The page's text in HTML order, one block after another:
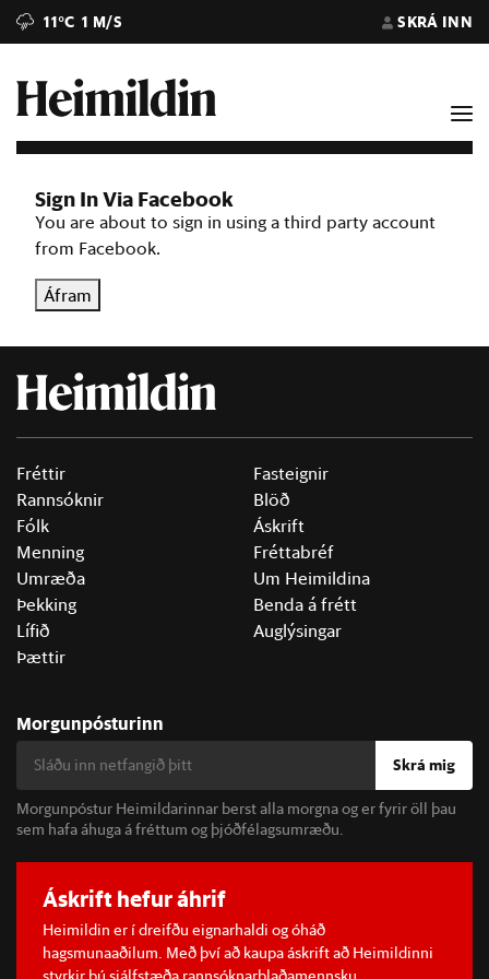
11°C 1 M/S SKRÁ INN
Sign In Via Facebook
You are about to sign in using a third party account
from Facebook.
Áfram
Fréttir
Rannsóknir
Fólk
Menning
Umræða
Þekking
Lífið
Þættir
Fasteignir
Blöð
Áskrift
Fréttabréf
Um Heimildina
Benda á frétt
Auglýsingar
Morgunpósturinn
Skrá mig
Morgunpóstur Heimildarinnar berst alla morgna og er fyrir öll þau
sem hafa áhuga á fréttum og þjóðfélagsumræðu.
Áskrift hefur áhrif
Heimildin er í dreifðu eignarhaldi og óháð
hagsmunaaðilum. Með því að kaupa áskrift að Heimildinni